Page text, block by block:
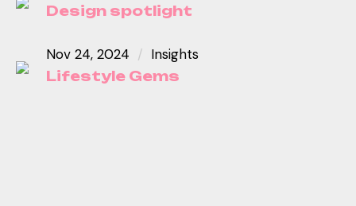
Design spotlight
Nov 24, 2024 Insights
Lifestyle Gems